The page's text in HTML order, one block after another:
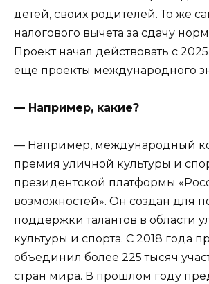
детей, своих родителей. То же
налогового вычета за сдачу
Проект начал действовать с
еще проекты международного
— Например, какие?
— Например, международный
премия уличной культуры и
президентской платформы
возможностей». Он создан для
поддержки талантов в области
культуры и спорта. С 2018 года
объединил более 225 тысяч
стран мира. В прошлом году